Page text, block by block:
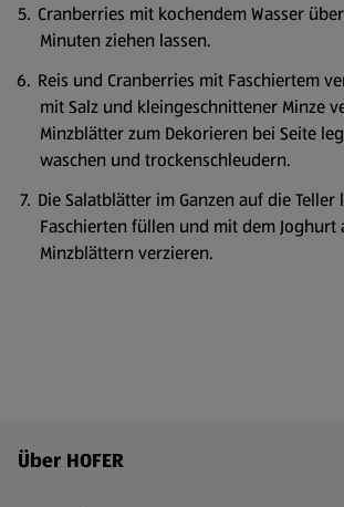
Cranberries mit kochendem Wasser
Minuten ziehen lassen.
Reis und Cranberries mit Faschiertem
mit Salz und kleingeschnittener Minze
Minzblätter zum Dekorieren bei Seite
waschen und trockenschleudern.
Die Salatblätter im Ganzen auf die
Faschierten füllen und mit dem Joghurt
Minzblättern verzieren.
Fußzeilenmenü - weitere Links
Über HOFER